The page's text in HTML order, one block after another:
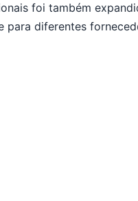
foi também
para diferentes